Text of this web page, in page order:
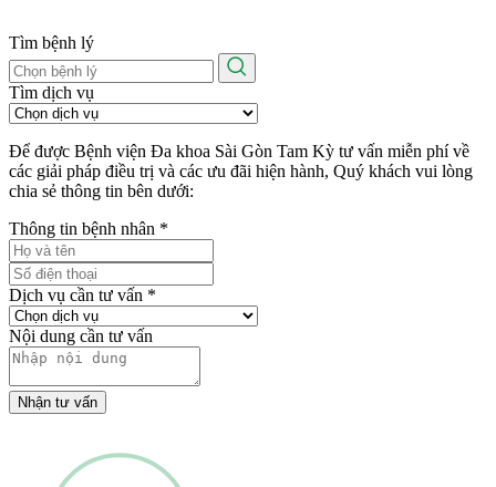
Tìm bệnh lý
Tìm dịch vụ
Để được Bệnh viện Đa khoa Sài Gòn Tam Kỳ tư vấn miễn phí về
các giải pháp điều trị và các ưu đãi hiện hành, Quý khách vui lòng
chia sẻ thông tin bên dưới:
Thông tin bệnh nhân *
Dịch vụ cần tư vấn *
Nội dung cần tư vấn
Nhận tư vấn